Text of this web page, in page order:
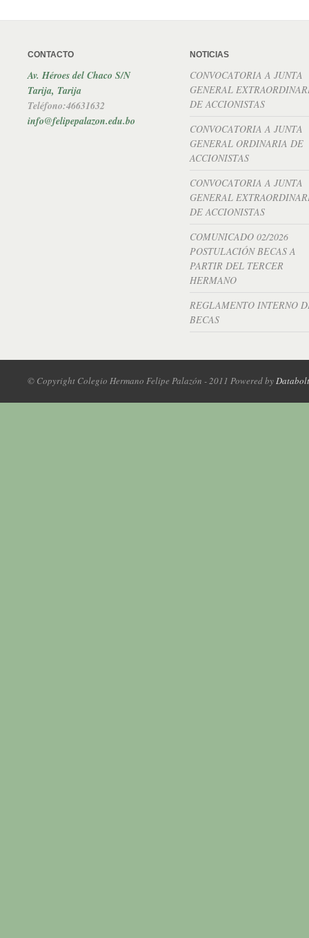
CONTACTO
Av. Héroes del Chaco S/N
Tarija, Tarija
Teléfono:46631632
info@felipepalazon.edu.bo
NOTICIAS
CONVOCATORIA A JUNTA
GENERAL
DE ACCIONISTAS
CONVOCATORIA A JUNTA
GENERAL ORDINARIA DE
ACCIONISTAS
CONVOCATORIA A JUNTA
GENERAL
DE ACCIONISTAS
COMUNICADO 02/2026
POSTULACIÓN BECAS A
PARTIR DEL TERCER
HERMANO
REGLAMENTO INTERNO
BECAS
© Copyright Colegio Hermano Felipe Palazón - 2011 Powered byDatabolt